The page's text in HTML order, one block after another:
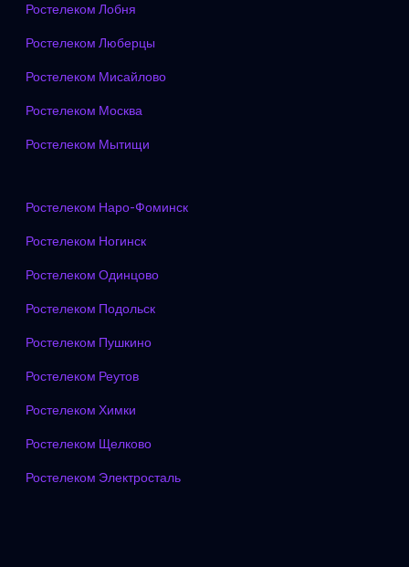
Ростелеком Лобня
Ростелеком Люберцы
Ростелеком Мисайлово
Ростелеком Москва
Ростелеком Мытищи
Ростелеком Наро-Фоминск
Ростелеком Ногинск
Ростелеком Одинцово
Ростелеком Подольск
Ростелеком Пушкино
Ростелеком Реутов
Ростелеком Химки
Ростелеком Щелково
Ростелеком Электросталь